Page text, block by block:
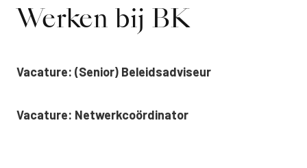
Werken bij BK
Vacature: (Senior) Beleidsadviseur
Vacature: Netwerkcoördinator